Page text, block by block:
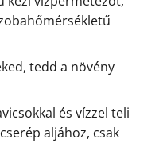
tedd a növény
és vízzel teli
aljához, csak